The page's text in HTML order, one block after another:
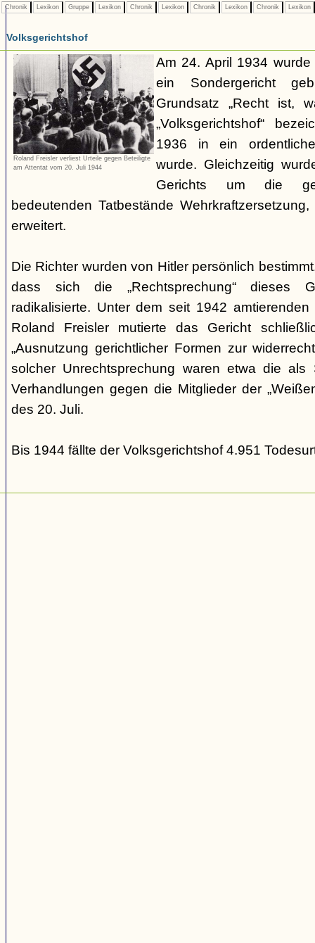
Chronik Lexikon Gruppe Lexikon Chronik Lexikon Chronik Lexikon Chronik Lexikon
Volksgerichtshof
Roland Freisler verliest Urteile gegen Beteiligte
am Attentat vom 20. Juli 1944
Am 24. April 1934
ein Sondergericht
Grundsatz „Recht ist,
„Volksgerichtshof“
1936 in ein
wurde. Gleichzeitig
Gerichts um die
bedeutenden Tatbestände
erweitert.
Die Richter wurden von Hitler persönlich
dass sich die „Rechtsprechung“ dieses
radikalisierte. Unter dem seit 1942 amtierenden
Roland Freisler mutierte das Gericht
„Ausnutzung gerichtlicher Formen zur
solcher Unrechtsprechung waren etwa die als
Verhandlungen gegen die Mitglieder der
des 20. Juli.
Bis 1944 fällte der Volksgerichtshof 4.951